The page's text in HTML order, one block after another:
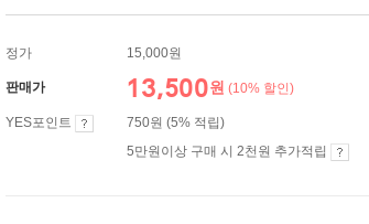
정가 15,000원
판매가 13,500원 (10% 할인)
YES포인트
750원 (5% 적립)
5만원이상 구매 시 2천원 추가적립